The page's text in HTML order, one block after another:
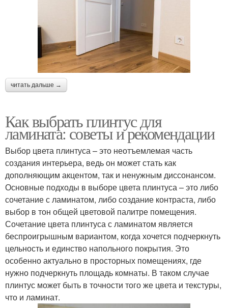
читать дальше →
Как выбрать плинтус для
ламината: советы и рекомендации
Выбор цвета плинтуса – это неотъемлемая часть
создания интерьера, ведь он может стать как
дополняющим акцентом, так и ненужным диссонансом.
Основные подходы в выборе цвета плинтуса – это либо
сочетание с ламинатом, либо создание контраста, либо
выбор в тон общей цветовой палитре помещения.
Сочетание цвета плинтуса с ламинатом является
беспроигрышным вариантом, когда хочется подчеркнуть
цельность и единство напольного покрытия. Это
особенно актуально в просторных помещениях, где
нужно подчеркнуть площадь комнаты. В таком случае
плинтус может быть в точности того же цвета и текстуры,
что и ламинат.